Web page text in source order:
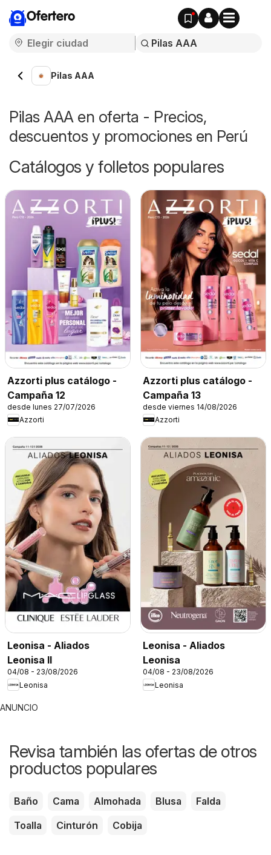
Ofertero
Pilas AAA
Pilas AAA en oferta - Precios,
descuentos y promociones en Perú
Catálogos y folletos populares
Azzorti plus catálogo -
Campaña 12
desde lunes 27/07/2026
Azzorti
Azzorti plus catálogo -
Campaña 13
desde viernes 14/08/2026
Azzorti
Leonisa - Aliados
Leonisa II
04/08 - 23/08/2026
Leonisa
Leonisa - Aliados
Leonisa
04/08 - 23/08/2026
Leonisa
ANUNCIO
Revisa también las ofertas de otros
productos populares
Baño Cama Almohada Blusa
Falda
Toalla
Cinturón Cobija